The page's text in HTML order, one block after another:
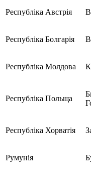
Республіка Австрія
Республіка Болгарія
Республіка Молдова
Республіка Польща
Республіка Хорватія
Румунія